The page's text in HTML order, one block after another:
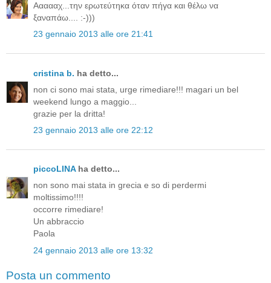
Αααααχ...την ερωτεύτηκα όταν πήγα και θέλω να
ξαναπάω.... :-)))
23 gennaio 2013 alle ore 21:41
cristina b. ha detto...
non ci sono mai stata, urge rimediare!!! magari un bel
weekend lungo a maggio...
grazie per la dritta!
23 gennaio 2013 alle ore 22:12
piccoLINAha detto...
non sono mai stata in grecia e so di perdermi
moltissimo!!!!
occorre rimediare!
Un abbraccio
Paola
24 gennaio 2013 alle ore 13:32
Posta un commento